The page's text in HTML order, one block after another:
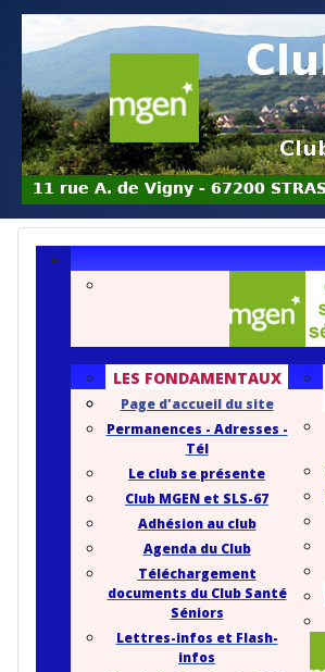
LES FONDAMENTAUX
Page d'accueil du site
Permanences - Adresses -
Tél
Le club se présente
Club MGEN et SLS-67
Adhésion au club
Agenda du Club
Téléchargement
documents du Club Santé
Séniors
Lettres-infos et Flash-
infos